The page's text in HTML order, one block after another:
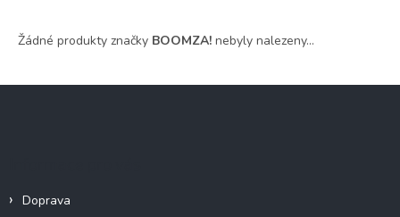
Žádné produkty značky BOOMZA! nebyly nalezeny...
Doprava